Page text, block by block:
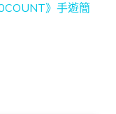
》手遊簡